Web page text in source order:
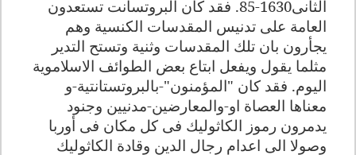
الثانى1630-85. فقد كان البروتسانت تستعدون
العامة على تدنيس المقدسات الكنسية وهم
يجأرون بان تلك المقدسات وثنية وتستح التدير
مثلما يقول ويفعل ابتاع بعض الطوائف الاسلاموية
اليوم. فقد كان "المؤمنون"-بالبروتستانتية-و
معناها العصاة او-والمعارضين-مدنيين وجنود
يدمرون رموز الكاثوليك فى كل مكان فى أوربا
وصولا الى اعدام رجال الدين وقادة الكاثوليك